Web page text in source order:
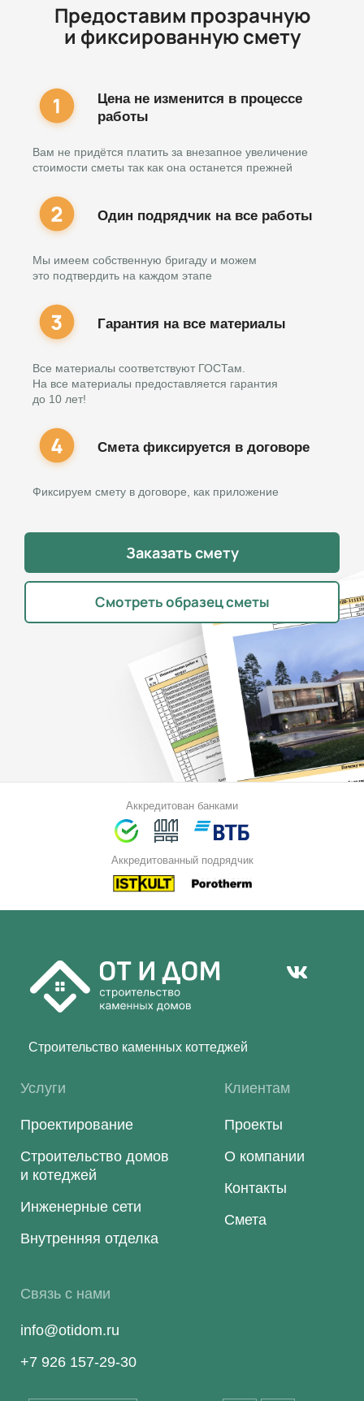
Предоставим прозрачную
и фиксированную смету
Цена не изменится в процессе
работы
Вам не придётся платить за внезапное увеличение
стоимости сметы так как она останется прежней
Один подрядчик на все работы
Мы имеем собственную бригаду и можем
это подтвердить на каждом этапе
Гарантия на все материалы
Все материалы соответствуют ГОСТам.
На все материалы предоставляется гарантия
до 10 лет!
Смета фиксируется в договоре
Фиксируем смету в договоре, как приложение
Заказать смету
Смотреть образец сметы
Аккредитован банками
Аккредитованный подрядчик
Строительство каменных коттеджей
Услуги
Проектирование
Строительство домов
и котеджей
Инженерные сети
Внутренняя отделка
Клиентам
Проекты
О компании
Контакты
Смета
Связь с нами
info@otidom.ru
+7 926 157-29-30